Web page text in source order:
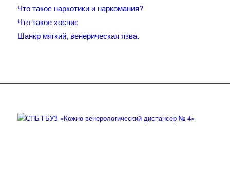
Что такое наркотики и наркомания?
Что такое хоспис
Шанкр мягкий, венерическая язва.